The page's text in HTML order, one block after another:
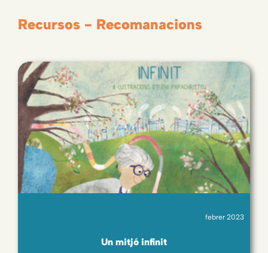
Recursos - Recomanacions
febrer 2023
Un mitjó infinit